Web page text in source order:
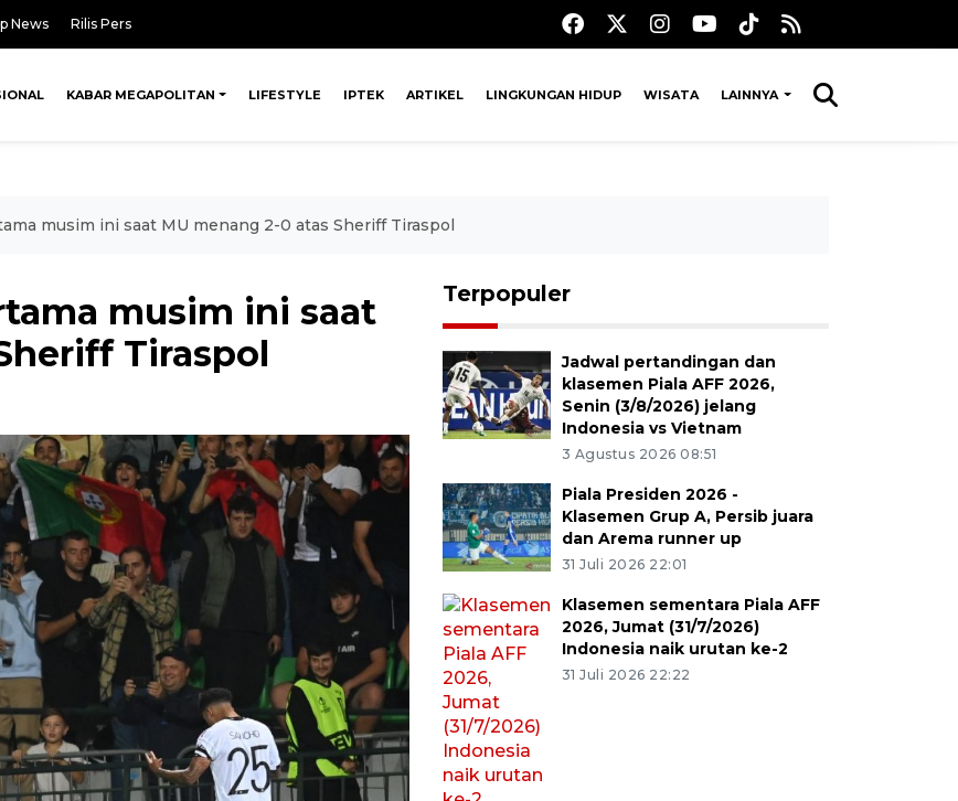
News Rilis Pers
KABAR MEGAPOLITAN LIFESTYLE IPTEK ARTIKEL LINGKUNGAN HIDUP WISATA LAINNYA
musim ini saat MU menang 2-0 atas Sheriff Tiraspol
musim ini saat
Tiraspol
Terpopuler
Jadwal pertandingan dan
klasemen Piala AFF 2026,
Senin (3/8/2026) jelang
Indonesia vs Vietnam
3 Agustus 2026 08:51
Piala Presiden 2026 -
Klasemen Grup A, Persib juara
dan Arema runner up
31 Juli 2026 22:01
Klasemen sementara Piala AFF
2026, Jumat (31/7/2026)
Indonesia naik urutan ke-2
31 Juli 2026 22:22